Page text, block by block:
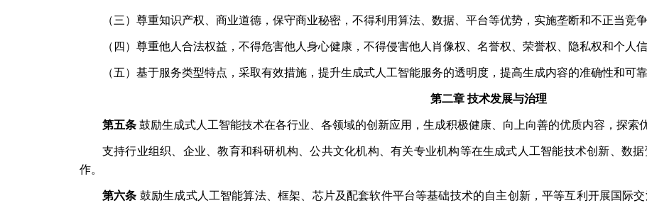
（三）尊重知识产权、商业道德，保守商业秘密，不得利用算法、数据、平台等优势，实施垄断和不正当竞争
（四）尊重他人合法权益，不得危害他人身心健康，不得侵害他人肖像权、名誉权、荣誉权、隐私权和个人信
（五）基于服务类型特点，采取有效措施，提升生成式人工智能服务的透明度，提高生成内容的准确性和可靠
第二章 技术发展与治理
第五条 鼓励生成式人工智能技术在各行业、各领域的创新应用，生成积极健康、向上向善的优质内容，探索
支持行业组织、企业、教育和科研机构、公共文化机构、有关专业机构等在生成式人工智能技术创新、数
作。
第六条 鼓励生成式人工智能算法、框架、芯片及配套软件平台等基础技术的自主创新，平等互利开展国际